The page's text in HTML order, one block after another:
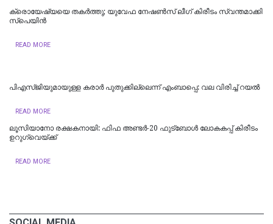
ക്രൊ​യേ​ഷ്യ​യെ ത​ക​ർ​ത്തു; യു​വേ​ഫ നേ​ഷ​ണ്‍​സ് ലീ​ഗ് കി​രീ​ടം സ്വ​ന്ത​മാ​ക്കി
സ്പെ​യി​ൻ
READ MORE
പി​എ​സ്ജി​യു​മാ​യു​ള്ള ക​രാ​ർ പു​തു​ക്കി​ല്ലെ​ന്ന് എംബാ​പ്പെ: വല വിരിച്ച് റയൽ
READ MORE
ലൂ​സി​യാ​നോ ര​ക്ഷ​ക​നാ​യി: ഫി​ഫ അ​ണ്ട​ർ-20 ഫു​ട്ബോ​ൾ ലോ​ക​ക​പ്പ് കി​രീ​ടം
ഉ​റു​ഗ്വെ​യ്ക്ക്
READ MORE